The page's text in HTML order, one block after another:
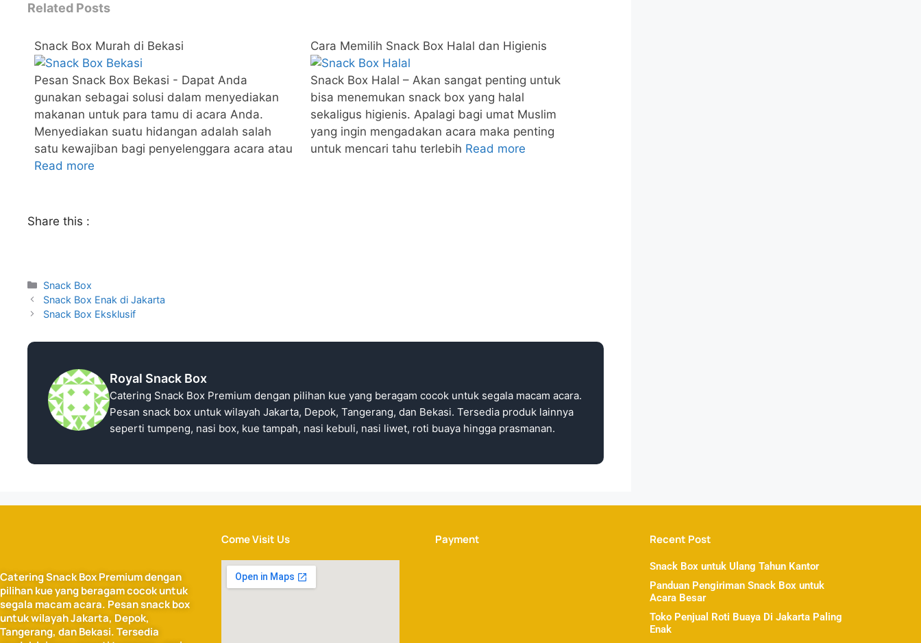
Related Posts
Snack Box Murah di Bekasi
Pesan Snack Box Bekasi - Dapat Anda
gunakan sebagai solusi dalam menyediakan
makanan untuk para tamu di acara Anda.
Menyediakan suatu hidangan adalah salah
satu kewajiban bagi penyelenggara acara atau
Read more
Cara Memilih Snack Box Halal dan Higienis
Snack Box Halal – Akan sangat penting untuk
bisa menemukan snack box yang halal
sekaligus higienis. Apalagi bagi umat Muslim
yang ingin mengadakan acara maka penting
untuk mencari tahu terlebih Read more
Share this :
Snack Box
Snack Box Enak di Jakarta
Snack Box Eksklusif
Royal Snack Box
Catering Snack Box Premium dengan pilihan kue yang beragam cocok untuk segala macam acara.
Pesan snack box untuk wilayah Jakarta, Depok, Tangerang, dan Bekasi. Tersedia produk lainnya
seperti tumpeng, nasi box, kue tampah, nasi kebuli, nasi liwet, roti buaya hingga prasmanan.
Catering Snack Box Premium dengan
pilihan kue yang beragam cocok untuk
segala macam acara. Pesan snack box
untuk wilayah Jakarta, Depok,
Tangerang, dan Bekasi. Tersedia
Come Visit Us Payment Recent Post
Snack Box untuk Ulang Tahun Kantor
Panduan Pengiriman Snack Box untuk
Acara Besar
Toko Penjual Roti Buaya Di Jakarta Paling
Enak